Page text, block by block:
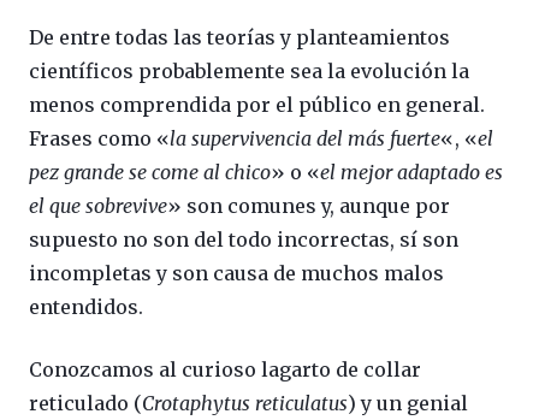
De entre todas las teorías y planteamientos
científicos probablemente sea la evolución la
menos comprendida por el público en general.
Frases como «la supervivencia del más fuerte«, «el
pez grande se come al chico» o «el mejor adaptado es
el que sobrevive» son comunes y, aunque por
supuesto no son del todo incorrectas, sí son
incompletas y son causa de muchos malos
entendidos.
Conozcamos al curioso lagarto de collar
reticulado (Crotaphytus reticulatus) y un genial